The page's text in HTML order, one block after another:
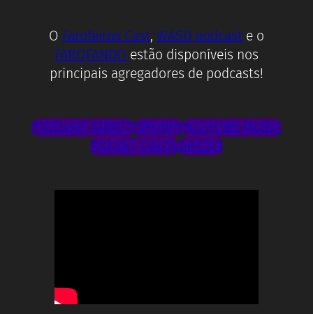
O Farofeiros Cast, WASD podcaste o
FAROFANDO estão disponíveis nos
principais agregadores de podcasts!
PODCAST ADDICTSPOTIFYYOUTUBE MUSIC
POCKET CASTSDEEZER